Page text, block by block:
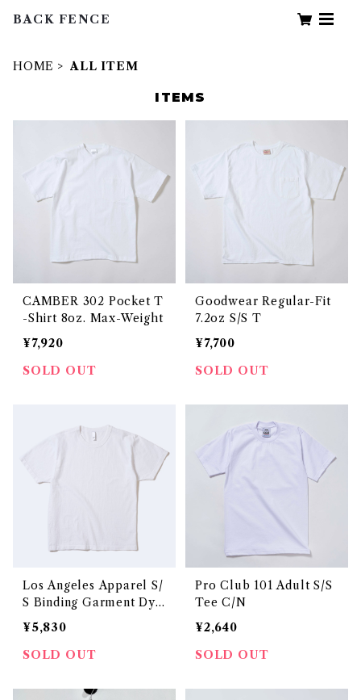
BACK FENCE
HOME ALL ITEM
ITEMS
CAMBER 302 Pocket T
-Shirt 8oz. Max-Weight
¥7,920
SOLD OUT
Goodwear Regular-Fit
7.2oz S/S T
¥7,700
SOLD OUT
Los Angeles Apparel S/
S Binding Garment Dye
T-Shirt
¥5,830
SOLD OUT
Pro Club 101 Adult S/S
Tee C/N
¥2,640
SOLD OUT